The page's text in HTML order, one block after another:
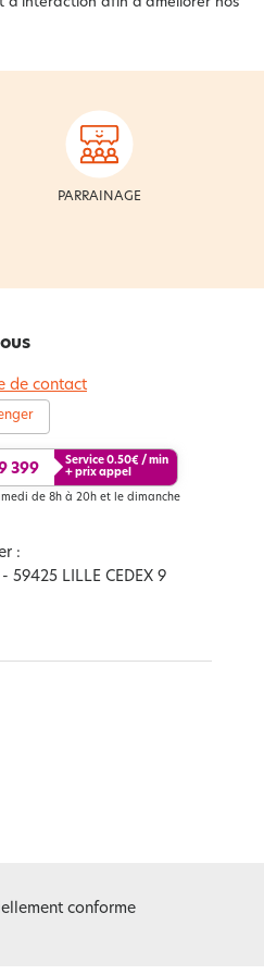
PARRAINAGE
de contact
399 Service0.50€ / min
+ prix appel
de 8h à 20h et le dimanche
:
- 59425 LILLE CEDEX 9
conforme